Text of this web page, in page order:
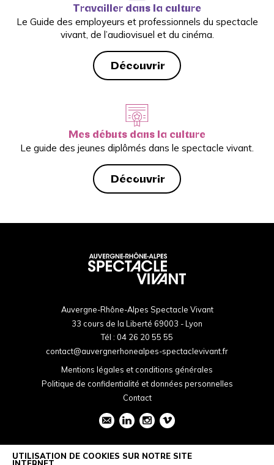
Travailler dans la culture
Le Guide des employeurs et professionnels du spectacle
vivant, de l’audiovisuel et du cinéma.
Découvrir
Mes débuts dans la culture
Le guide des jeunes diplômés dans le spectacle vivant.
Découvrir
Auvergne-Rhône-Alpes Spectacle Vivant
33 cours de la Liberté 69003 - Lyon
Tél : 04 26 20 55 55
contact@auvergnerhonealpes-spectaclevivant.fr
Mentions légales et conditions générales
Politique de confidentialité et données personnelles
Contact
UTILISATION DE COOKIES SUR NOTRE SITE